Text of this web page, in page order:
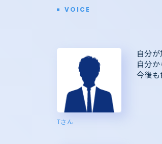
VOICE
Tさん
自分
自分
今後